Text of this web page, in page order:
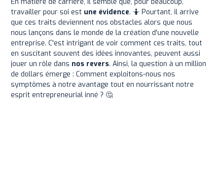
travailler pour soi est une évidence. 🤷 Pourtant, il arrive
que ces traits deviennent nos obstacles alors que nous
nous lançons dans le monde de la création d'une nouvelle
entreprise. C'est intrigant de voir comment ces traits, tout
en suscitant souvent des idées innovantes, peuvent aussi
jouer un rôle dans nos revers. Ainsi, la question à un million
de dollars émerge : Comment exploitons-nous nos
symptômes à notre avantage tout en nourrissant notre
esprit entrepreneurial inné ? 🤔